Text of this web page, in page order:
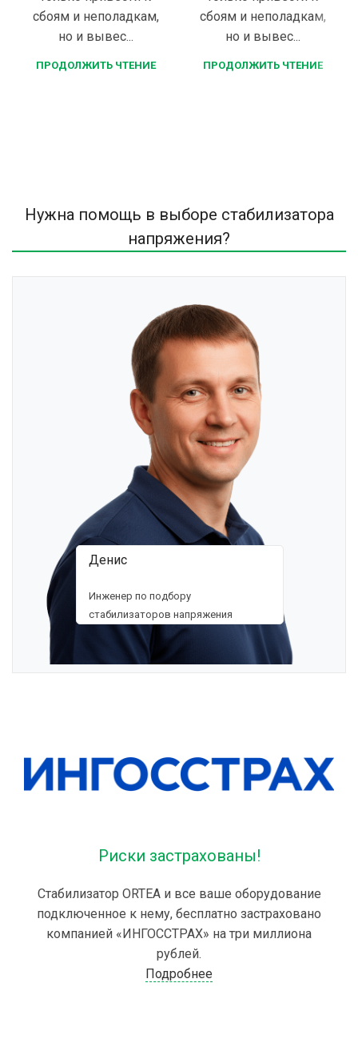
сбоям и неполадкам,
но и вывес...
ПРОДОЛЖИТЬ ЧТЕНИЕ
сбоям и неполадкам,
но и вывес...
ПРОДОЛЖИТЬ ЧТЕНИЕ
Нужна помощь в выборе стабилизатора
напряжения?
Денис
Инженер по подбору
стабилизаторов напряжения
Риски застрахованы!
Стабилизатор ORTEA и все ваше оборудование
подключенное к нему, бесплатно застраховано
компанией «ИНГОССТРАХ» на три миллиона
рублей.
Подробнее